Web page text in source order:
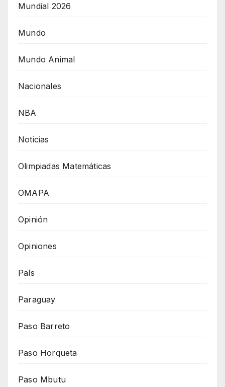
Mundial 2026
Mundo
Mundo Animal
Nacionales
NBA
Noticias
Olimpiadas Matemáticas
OMAPA
Opinión
Opiniones
País
Paraguay
Paso Barreto
Paso Horqueta
Paso Mbutu